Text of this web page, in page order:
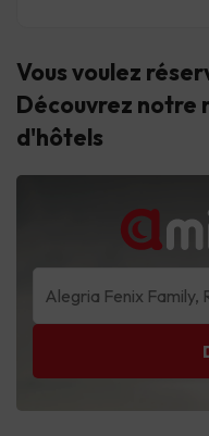
Vous voulez
Découvrez notre
d'hôtels